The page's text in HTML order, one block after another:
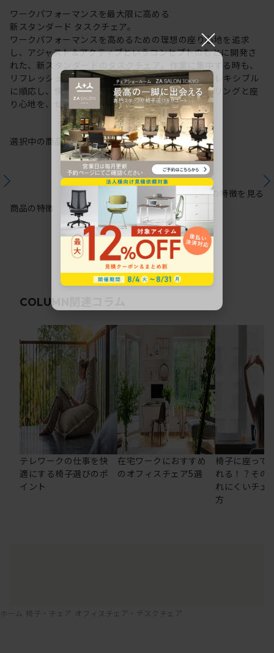
ワークパフォーマンスを最大限に高める
新スタンダード タスクチェア。
ワークパフォーマンスを高めるための理想の座り心地を追求
し、アジャスト＆アクティブというコンセプトのもとに開発さ
れた、新スタンダードのタスクチェア。作業に集中する時も、
リフレッシュする時も、座る姿勢や身体の動きにフレキシブル
に順応し、快適にサポートします。新感覚のスタイリングと座
り心地を、ぜひご体感ください。
選択中の商品情報保証 注意事項
商品の特徴
シリーズの特徴を見る
COLUMN
テレワークの仕事を快
適にする椅子選びのポ
イント
在宅ワークにおすすめ
のオフィスチェア5選
椅子に座って
れる！？その
れにくいチェ
方
ホーム 椅子・チェア オフィスチェア・デスクチェア
×